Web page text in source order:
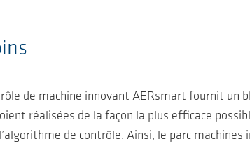
de machine innovant AERsmart fournit un
réalisées de la façon la plus efficace
de contrôle. Ainsi, le parc machines